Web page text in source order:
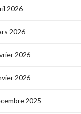
2026
2026
2026
2026
2025